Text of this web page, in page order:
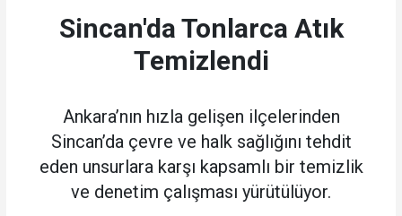
Sincan'da Tonlarca Atık
Temizlendi
Ankara’nın hızla gelişen ilçelerinden
Sincan’da çevre ve halk sağlığını tehdit
eden unsurlara karşı kapsamlı bir temizlik
ve denetim çalışması yürütülüyor.